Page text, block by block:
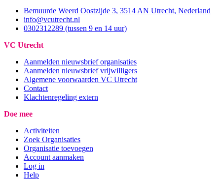
Bemuurde Weerd Oostzijde 3, 3514 AN Utrecht, Nederland
info@vcutrecht.nl
0302312289 (tussen 9 en 14 uur)
VC Utrecht
Aanmelden nieuwsbrief organisaties
Aanmelden nieuwsbrief vrijwilligers
Algemene voorwaarden VC Utrecht
Contact
Klachtenregeling extern
Doe mee
Activiteiten
Zoek Organisaties
Organisatie toevoegen
Account aanmaken
Log in
Help